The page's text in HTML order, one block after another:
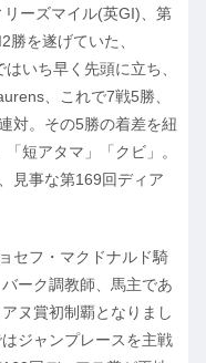
ーズマイル(英GI)、第
を遂げていた、
いち早く先頭に立ち、
、これで7戦5勝、
対。その5勝の着差を紐
短アタマ」「クビ」。
見事な第169回ディア
セフ・マクドナルド騎
ーク調教師、馬主であ
ヌ賞初制覇となりまし
ジャンプレースを主戦